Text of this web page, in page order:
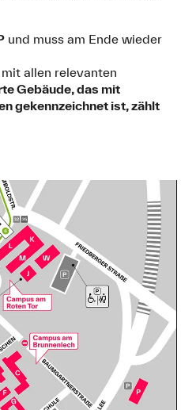
und muss am Ende wieder
allen relevanten
Gebäude, das mit
gekennzeichnet ist, zählt